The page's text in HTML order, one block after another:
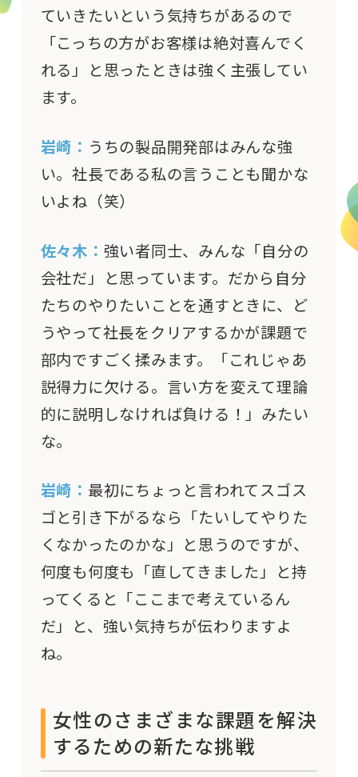
ていきたいという気持ちがあるので
「こっちの方がお客様は絶対喜んでく
れる」と思ったときは強く主張してい
ます。
岩崎： うちの製品開発部はみんな強
い。社長である私の言うことも聞かな
いよね（笑）
佐々木： 強い者同士、みんな「自分の
会社だ」と思っています。だから自分
たちのやりたいことを通すときに、ど
うやって社長をクリアするかが課題で
部内ですごく揉みます。「これじゃあ
説得力に欠ける。言い方を変えて理論
的に説明しなければ負ける！」みたい
な。
岩崎： 最初にちょっと言われてスゴス
ゴと引き下がるなら「たいしてやりた
くなかったのかな」と思うのですが、
何度も何度も「直してきました」と持
ってくると「ここまで考えているん
だ」と、強い気持ちが伝わりますよ
ね。
女性のさまざまな課題を解決
するための新たな挑戦